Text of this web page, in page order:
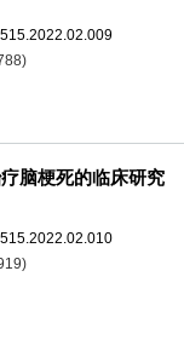
)
脑梗死的临床研究
)